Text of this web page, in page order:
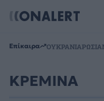
Επίκαιρα ΟΥΚΡΑΝΙΑΡΩΣΙΑ
ΚΡΕΜΙΝΑ